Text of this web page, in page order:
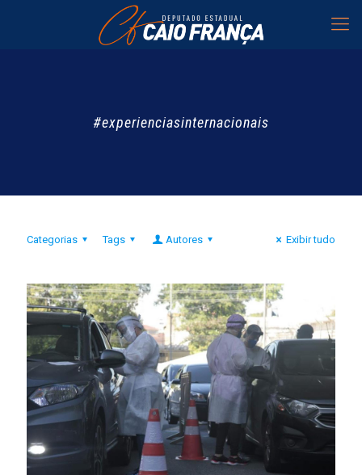
#experienciasinternacionais
Categorias Tags Autores Exibir tudo